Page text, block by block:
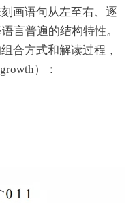
画语句从左至右、逐
言普遍的结构特性。
合方式和解读过程，
）：